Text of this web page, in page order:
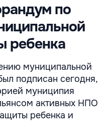
по
ребенка
муниципальной
подписан сегодня,
муниципия
активных НПО
ребенка и